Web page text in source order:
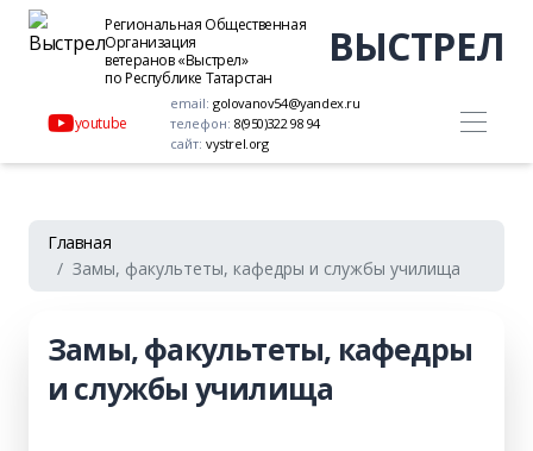
Региональная Общественная
Организация
ветеранов «Выстрел»
по Республике Татарстан
ВЫСТРЕЛ
youtube
email: golovanov54@yandex.ru
телефон: 8(950)322 98 94
сайт: vystrel.org
Главная
Замы, факультеты, кафедры и службы училища
Замы, факультеты, кафедры
и службы училища